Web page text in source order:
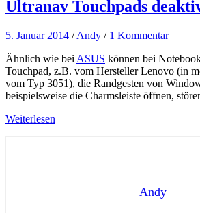
Ultranav Touchpads
5. Januar 2014 /Andy / 1 Kommentar
Ähnlich wie bei ASUS können bei
Touchpad, z.B. vom Hersteller Lenovo (in
vom Typ 3051), die Randgesten von
beispielsweise die Charmsleiste öffnen,
Weiterlesen
Andy